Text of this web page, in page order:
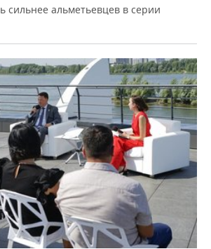
сильнее альметьевцев в серии